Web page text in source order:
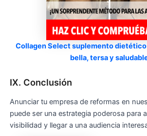
Collagen Select suplemento dietético
bella, tersa y
IX. Conclusión
Anunciar tu empresa de reformas en
puede ser una estrategia poderosa para
visibilidad y llegar a una audiencia